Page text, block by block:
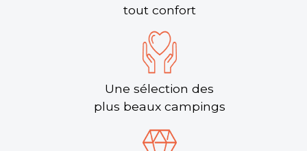
tout confort
Une sélection des
plus beaux campings